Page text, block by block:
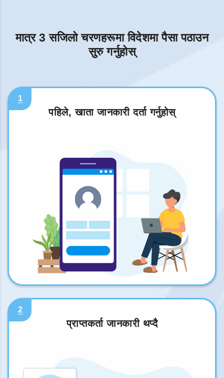
मात्र 3 सजिलो चरणहरूमा विदेशमा पैसा पठाउन
सुरु गर्नुहोस्
1
पहिले, खाता जानकारी दर्ता गर्नुहोस्
2
प्राप्तकर्ता जानकारी थप्दै